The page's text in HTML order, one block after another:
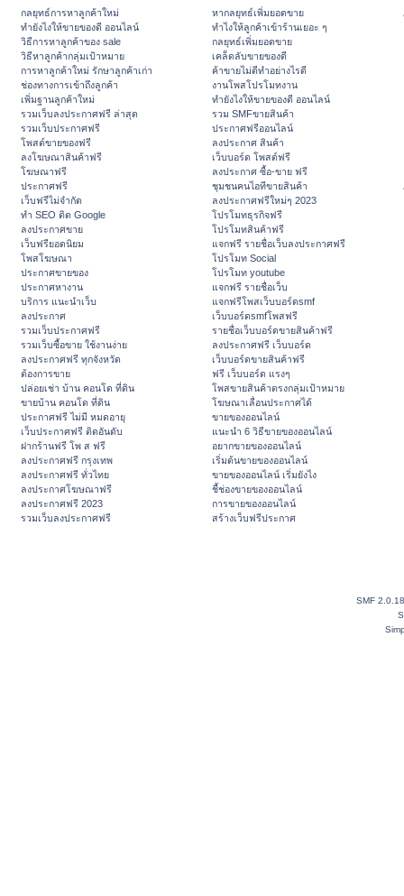
กลยุทธ์การหาลูกค้าใหม่
ทํายังไงให้ขายของดี ออนไลน์
วิธีการหาลูกค้าของ sale
วิธีหาลูกค้ากลุ่มเป้าหมาย
การหาลูกค้าใหม่ รักษาลูกค้าเก่า
ช่องทางการเข้าถึงลูกค้า
เพิ่มฐานลูกค้าใหม่
รวมเว็บลงประกาศฟรี ล่าสุด
รวมเว็บประกาศฟรี
โพสต์ขายของฟรี
ลงโฆษณาสินค้าฟรี
โฆษณาฟรี
ประกาศฟรี
เว็บฟรีไม่จำกัด
ทำ SEO ติด Google
ลงประกาศขาย
เว็บฟรียอดนิยม
โพสโฆษณา
ประกาศขายของ
ประกาศหางาน
บริการ แนะนำเว็บ
ลงประกาศ
รวมเว็บประกาศฟรี
รวมเว็บซื้อขาย ใช้งานง่าย
ลงประกาศฟรี ทุกจังหวัด
ต้องการขาย
ปล่อยเช่า บ้าน คอนโด ที่ดิน
ขายบ้าน คอนโด ที่ดิน
ประกาศฟรี ไม่มี หมดอายุ
เว็บประกาศฟรี ติดอันดับ
ฝากร้านฟรี โพ ส ฟรี
ลงประกาศฟรี กรุงเทพ
ลงประกาศฟรี ทั่วไทย
ลงประกาศโฆษณาฟรี
ลงประกาศฟรี 2023
รวมเว็บลงประกาศฟรี
หากลยุทธ์เพิ่มยอดขาย
ทําไงให้ลูกค้าเข้าร้านเยอะ ๆ
กลยุทธ์เพิ่มยอดขาย
เคล็ดลับขายของดี
ค้าขายไม่ดีทำอย่างไรดี
งานโพสโปรโมทงาน
ทํายังไงให้ขายของดี ออนไลน์
รวม SMFขายสินค้า
ประกาศฟรีออนไลน์
ลงประกาศ สินค้า
เว็บบอร์ด โพสต์ฟรี
ลงประกาศ ซื้อ-ขาย ฟรี
ชุมชนคนไอทีขายสินค้า
ลงประกาศฟรีใหม่ๆ 2023
โปรโมทธุรกิจฟรี
โปรโมทสินค้าฟรี
แจกฟรี รายชื่อเว็บลงประกาศฟรี
โปรโมท Social
โปรโมท youtube
แจกฟรี รายชื่อเว็บ
แจกฟรีโพสเว็บบอร์ดsmf
เว็บบอร์ดsmfโพสฟรี
รายชื่อเว็บบอร์ดขายสินค้าฟรี
ลงประกาศฟรี เว็บบอร์ด
เว็บบอร์ดขายสินค้าฟรี
ฟรี เว็บบอร์ด แรงๆ
โพสขายสินค้าตรงกลุ่มเป้าหมาย
โฆษณาเลื่อนประกาศได้
ขายของออนไลน์
แนะนำ 6 วิธีขายของออนไลน์
อยากขายของออนไลน์
เริ่มต้นขายของออนไลน์
ขายของออนไลน์ เริ่มยังไง
ชี้ช่องขายของออนไลน์
การขายของออนไลน์
สร้างเว็บฟรีประกาศ
SMF 2.0.18